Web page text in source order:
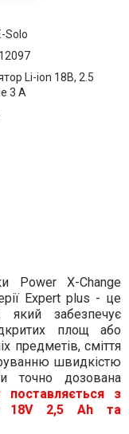
Solo
Li-ion 18В, 2.5
3 А
Power X-Change
Expert plus - це
який забезпечує
площ або
предметів, сміття
швидкістю
точно дозована
поставляється з
18V 2,5 Ah та